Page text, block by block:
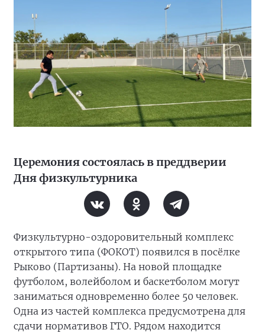
Церемония состоялась в преддверии
Дня физкультурника
Физкультурно-оздоровительный комплекс
открытого типа (ФОКОТ) появился в посёлке
Рыково (Партизаны). На новой площадке
футболом, волейболом и баскетболом могут
заниматься одновременно более 50 человек.
Одна из частей комплекса предусмотрена для
сдачи нормативов ГТО. Рядом находится